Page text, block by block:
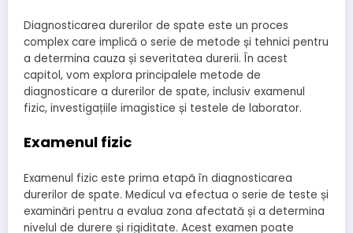
Diagnosticarea durerilor de spate este un proces
complex care implică o serie de metode și tehnici pentru
a determina cauza și severitatea durerii. În acest
capitol, vom explora principalele metode de
diagnosticare a durerilor de spate, inclusiv examenul
fizic, investigațiile imagistice și testele de laborator.
Examenul fizic
Examenul fizic este prima etapă în diagnosticarea
durerilor de spate. Medicul va efectua o serie de teste și
examinări pentru a evalua zona afectată și a determina
nivelul de durere și rigiditate. Acest examen poate